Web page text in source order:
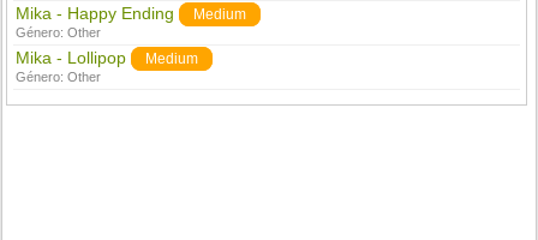
Mika - Happy Ending Medium
Género:Other
Mika - Lollipop Medium
Género:Other